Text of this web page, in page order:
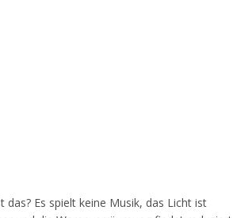
Es spielt keine Musik, das Licht ist